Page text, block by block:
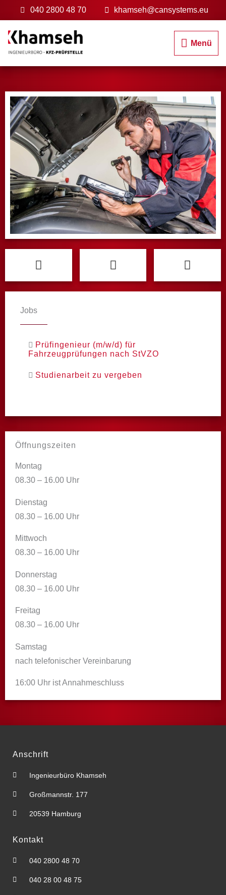
Inhalt
springen
040 2800 48 70 khamseh@cansystems.eu
Menü
Menü
Jobs
Prüfingenieur (m/w/d) für
Fahrzeugprüfungen nach StVZO
Studienarbeit zu vergeben
Öffnungszeiten
Montag
08.30 – 16.00 Uhr
Dienstag
08.30 – 16.00 Uhr
Mittwoch
08.30 – 16.00 Uhr
Donnerstag
08.30 – 16.00 Uhr
Freitag
08.30 – 16.00 Uhr
Samstag
nach telefonischer Vereinbarung
16:00 Uhr ist Annahmeschluss
Anschrift
Ingenieurbüro Khamseh
Großmannstr. 177
20539 Hamburg
Kontakt
040 2800 48 70
040 28 00 48 75